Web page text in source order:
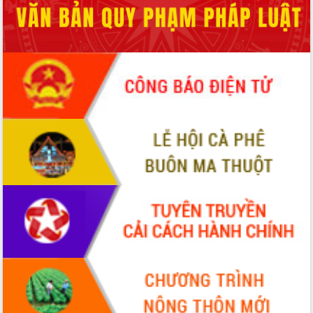
UBND tỉnh họp báo định kỳ tháng 4
năm 2026
Hội thảo khoa học “Giải pháp thúc đẩy
phát triển nền kinh tế xanh tại tỉnh
Đắk Lắk”
Tăng cường giám sát, đôn đốc thực
hiện nhiệm vụ quản lý tài sản công
hàng tuần
Tháo gỡ những vướng mắc, đẩy mạnh
công tác cải cách thủ tục hành chính
tại Trung tâm Phục vụ hành chính
công tỉnh
Đắk Lắk: Tôn vinh 46 giải pháp tại Hội
thi Sáng tạo Kỹ thuật 2024 - 2025
Đắk Lắk rà soát, điều chỉnh Đề án 190
về phát triển nuôi trồng thủy sản
Phó Chủ tịch UBND tỉnh Đắk Lắk
Trương Công Thái kiểm tra thực địa
Dự án cao tốc Khánh Hòa - Buôn Ma
Thuột